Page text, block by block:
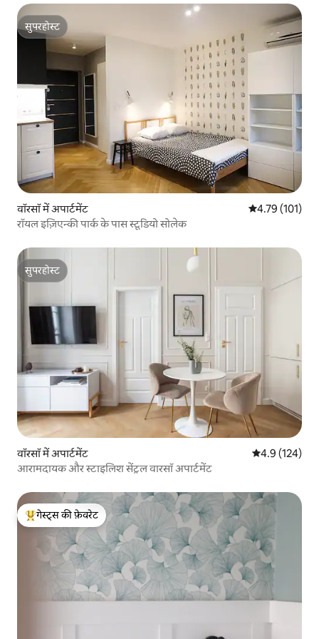
सुपरहोस्ट
सुपरहोस्ट
वॉरसॉ में अपार्टमेंट औसत रेटिंग 5 में से
4.79 (101)
रॉयल इज़िएन्की पार्क के पास स्टूडियो सोलेक
सुपरहोस्ट
सुपरहोस्ट
वॉरसॉ में अपार्टमेंट औसत रेटिंग 5 में
4.9 (124)
आरामदायक और स्टाइलिश सेंट्रल वारसॉ अपार्टमेंट
गेस्ट्स का टॉप फ़ेवरेट
गेस्ट्स की फ़ेवरेट